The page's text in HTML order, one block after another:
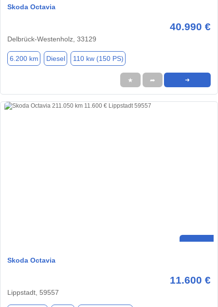
Skoda Octavia
40.990 €
Delbrück-Westenholz, 33129
6.200 km Diesel 110 kw (150 PS)
★ ➦ ➜
Skoda Octavia
11.600 €
Lippstadt, 59557